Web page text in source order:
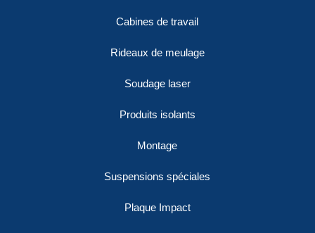
Cabines de travail
Rideaux de meulage
Soudage laser
Produits isolants
Montage
Suspensions spéciales
Plaque Impact